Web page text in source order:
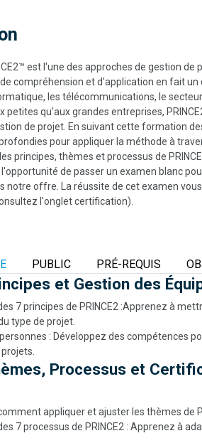
est l'une des approches de gestion
compréhension et d'application en fait un
les télécommunications, le
petites qu'aux grandes entreprises,
de projet. En suivant cette formation
pour appliquer la méthode à
principes, thèmes et processus de
de passer un examen blanc
notre offre. La réussite de cet examen
l'onglet certification).
PUBLIC PRÉ-REQUIS
et Gestion des
7 principes de PRINCE2 :Apprenez à
type de projet.
: Développez des compétences
Processus et
appliquer et ajuster les thèmes de
7 processus de PRINCE2 : Apprenez à